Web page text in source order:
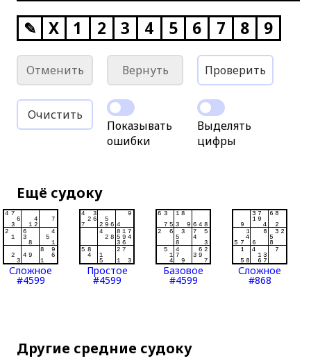
✎ X 1 2 3 4 5 6 7 8 9
Отменить Вернуть Проверить
Очистить
Показывать
ошибки
Выделять
цифры
Ещё судоку
Сложное
#4599
Простое
#4599
Базовое
#4599
Сложное
#868
Другие средние судоку